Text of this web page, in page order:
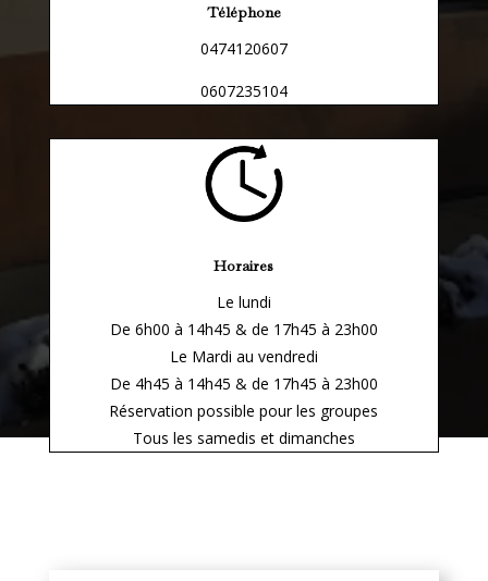
Téléphone
0474120607
0607235104
Horaires
Le lundi
De 6h00 à 14h45 & de 17h45 à 23h00
Le Mardi au vendredi
De 4h45 à 14h45 & de 17h45 à 23h00
Réservation possible pour les groupes
Tous les samedis et dimanches